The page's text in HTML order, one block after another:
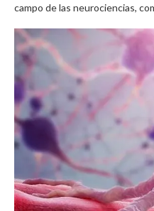
campo de las neurociencias,